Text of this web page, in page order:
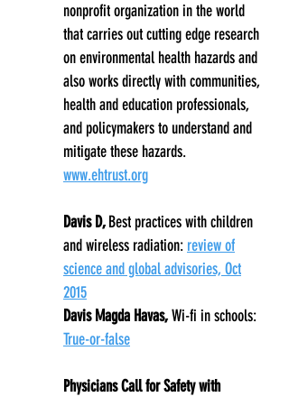
nonprofit organization in the world
that carries out cutting edge research
on environmental health hazards and
also works directly with communities,
health and education professionals,
and policymakers to understand and
mitigate these hazards.
www.ehtrust.org
Davis D,Best practices with children
and wireless radiation: review of
science and global advisories, Oct
2015
Davis Magda Havas,Wi-fi in schools:
True-or-false
Physicians Call for Safety with